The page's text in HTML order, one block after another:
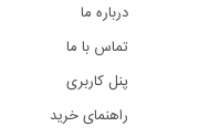
درباره ما
تماس با ما
پنل کاربری
راهنمای خرید